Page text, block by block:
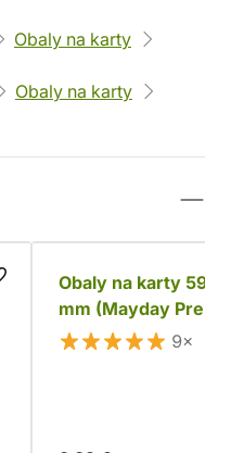
Obaly na karty
Obaly na karty
Obaly na karty 59 x
mm (Mayday
9×